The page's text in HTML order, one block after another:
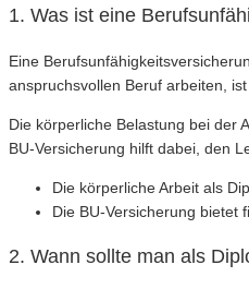
1. Was ist eine
Eine
anspruchsvollen Beruf arbeiten,
Die körperliche Belastung bei der
BU-Versicherung hilft dabei, den
Die körperliche Arbeit als
Die BU-Versicherung bietet
2. Wann sollte man als